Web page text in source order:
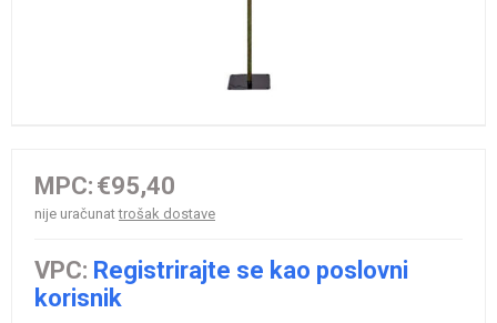
MPC: €95,40
nije uračunattrošak dostave
VPC: Registrirajte se kao poslovni
korisnik